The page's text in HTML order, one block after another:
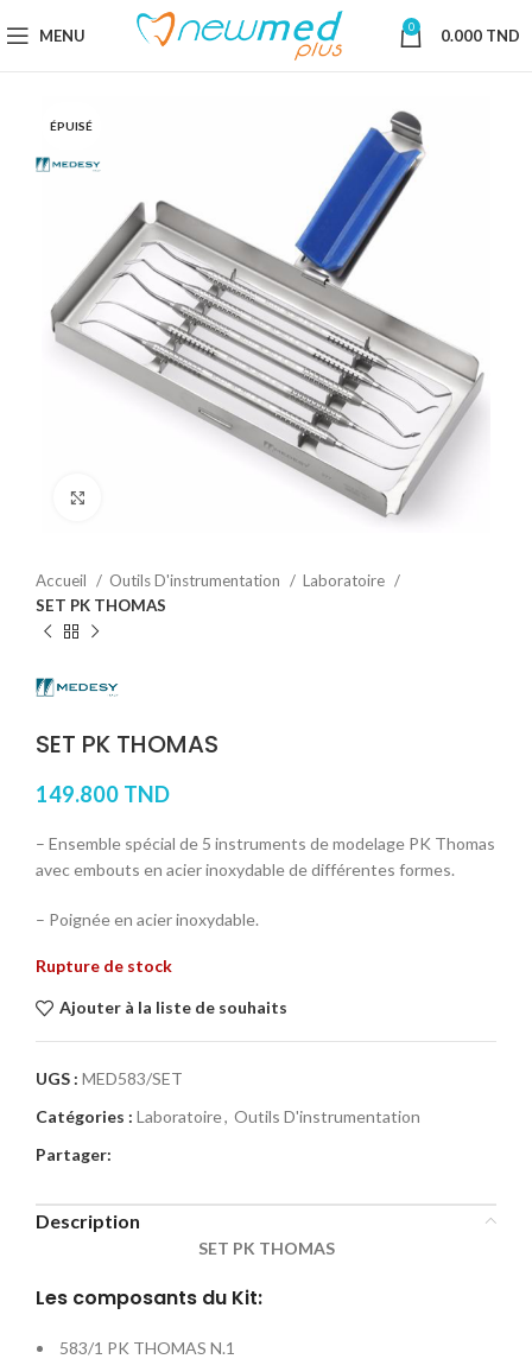
MENU 0 0.000 TND
ÉPUISÉ
Accueil Outils D'instrumentation
Laboratoire
SET PK THOMAS
SET PK THOMAS
149.800 TND
– Ensemble spécial de 5 instruments de modelage PK Thomas
avec embouts en acier inoxydable de différentes formes.
– Poignée en acier inoxydable.
Rupture de stock
Ajouter à la liste de souhaits
UGS : MED583/SET
Catégories : Laboratoire, Outils D'instrumentation
Partager:
Description
SET PK THOMAS
Les composants du Kit:
583/1 PK THOMAS N.1